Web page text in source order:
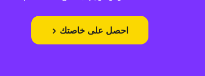
احصل على خاصتك